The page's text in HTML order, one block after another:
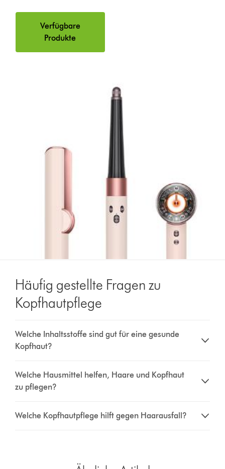
Verfügbare
Produkte
Häufig gestellte Fragen zu
Kopfhautpflege
Welche Inhaltsstoffe sind gut für eine gesunde
Kopfhaut?
Welche Hausmittel helfen, Haare und Kopfhaut
zu pflegen?
Welche Kopfhautpflege hilft gegen Haarausfall?